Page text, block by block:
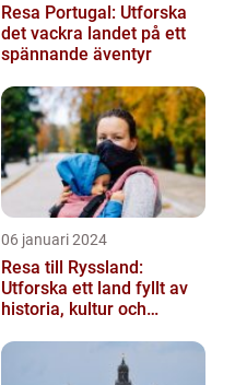
Resa Portugal: Utforska
det vackra landet på ett
spännande äventyr
06 januari 2024
Resa till Ryssland:
Utforska ett land fyllt av
historia, kultur och